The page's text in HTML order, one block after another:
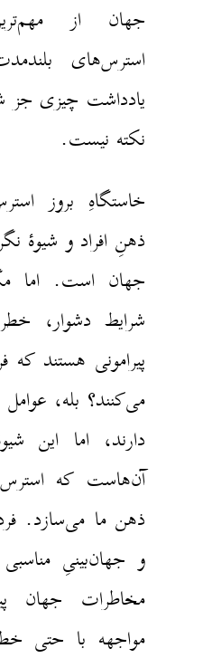
جهان از
استرس‌های
یادداشت چیزی
نکته نیست.
خاستگاهِ بروز
ذهنِ افراد و شیوهٔ
جهان است. اما
شرایط دشوار،
پیرامونی هستند
می‌کنند؟ بله،
دارند، اما این
آن‌هاست که
ذهن ما می‌سازد.
و جهان‌بینیِ
مخاطرات جهان
مواجهه با حتی